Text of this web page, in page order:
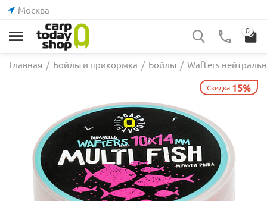
Москва
0
Главная / Бойлы и прикормка / Бойлы / Wafters
Скидка 15%